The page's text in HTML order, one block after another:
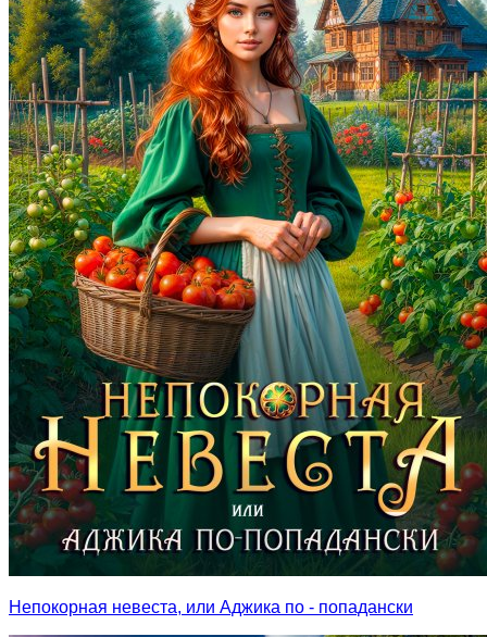
Непокорная невеста, или Аджика по - попадански